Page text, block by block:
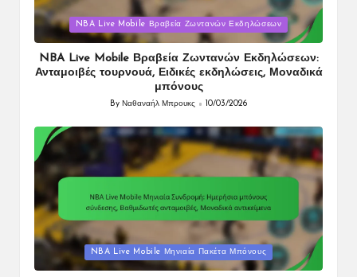
Posted
in
NBA Live Mobile Βραβεία Ζωντανών Εκδηλώσεων
NBA Live Mobile Βραβεία Ζωντανών Εκδηλώσεων:
Ανταμοιβές τουρνουά, Ειδικές εκδηλώσεις, Μοναδικά
μπόνους
Posted
By Ναθαναήλ Μπρουκς 10/03/2026
Posted
in
NBA Live Mobile Μηνιαία Πακέτα Μπόνους